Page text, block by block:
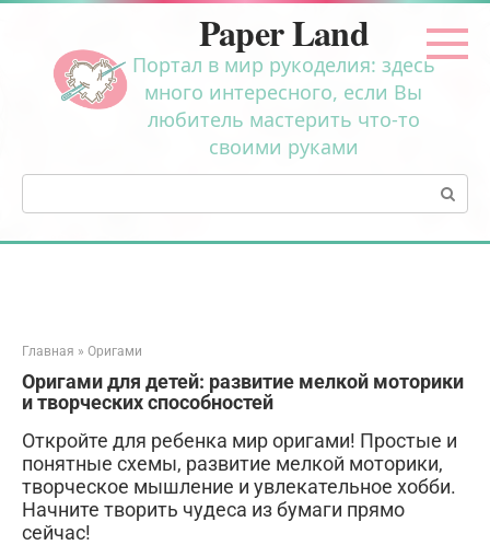
Перейти
контенту
Paper Land
Портал в мир рукоделия: здесь
много интересного, если Вы
любитель мастерить что-то
своими руками
Поиск:
Главная » Оригами
Оригами для детей: развитие мелкой моторики
и творческих способностей
Откройте для ребенка мир оригами! Простые и
понятные схемы, развитие мелкой моторики,
творческое мышление и увлекательное хобби.
Начните творить чудеса из бумаги прямо
сейчас!